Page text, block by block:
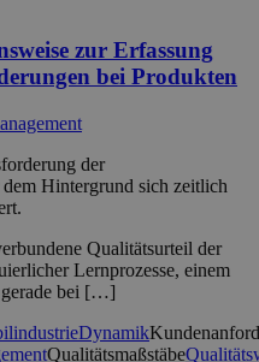
zur Erfassung
bei Produkten
der
Hintergrund sich zeitlich
Qualitätsurteil der
Lernprozesse, einem
gerade bei […]
Dynamik
Qualitätsmaßstäbe